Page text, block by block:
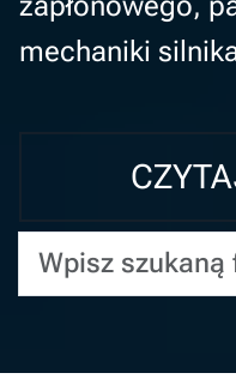
mechaniki
Wpisz szukaną